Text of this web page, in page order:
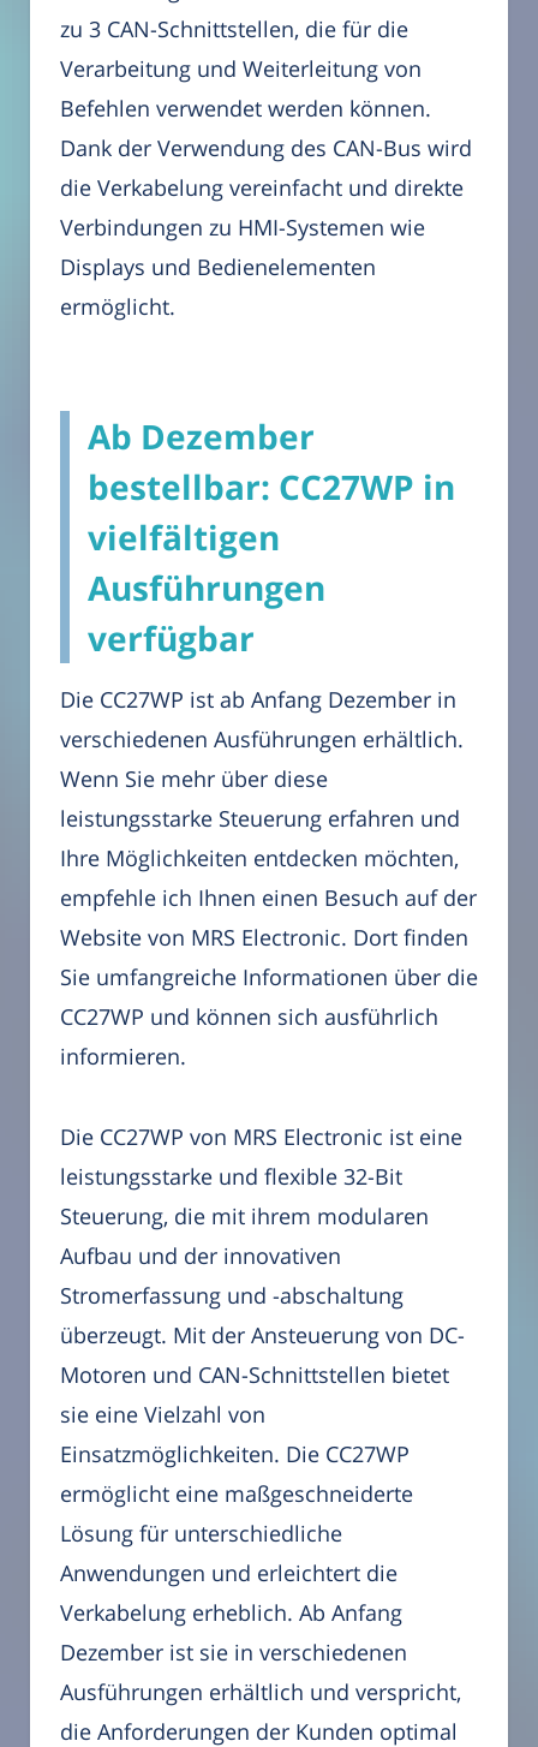
zu 3 CAN-Schnittstellen, die für die
Verarbeitung und Weiterleitung von
Befehlen verwendet werden können.
Dank der Verwendung des CAN-Bus wird
die Verkabelung vereinfacht und direkte
Verbindungen zu HMI-Systemen wie
Displays und Bedienelementen
ermöglicht.
Ab Dezember
bestellbar: CC27WP in
vielfältigen
Ausführungen
verfügbar
Die CC27WP ist ab Anfang Dezember in
verschiedenen Ausführungen erhältlich.
Wenn Sie mehr über diese
leistungsstarke Steuerung erfahren und
Ihre Möglichkeiten entdecken möchten,
empfehle ich Ihnen einen Besuch auf der
Website von MRS Electronic. Dort finden
Sie umfangreiche Informationen über die
CC27WP und können sich ausführlich
informieren.
Die CC27WP von MRS Electronic ist eine
leistungsstarke und flexible 32-Bit
Steuerung, die mit ihrem modularen
Aufbau und der innovativen
Stromerfassung und -abschaltung
überzeugt. Mit der Ansteuerung von DC-
Motoren und CAN-Schnittstellen bietet
sie eine Vielzahl von
Einsatzmöglichkeiten. Die CC27WP
ermöglicht eine maßgeschneiderte
Lösung für unterschiedliche
Anwendungen und erleichtert die
Verkabelung erheblich. Ab Anfang
Dezember ist sie in verschiedenen
Ausführungen erhältlich und verspricht,
die Anforderungen der Kunden optimal